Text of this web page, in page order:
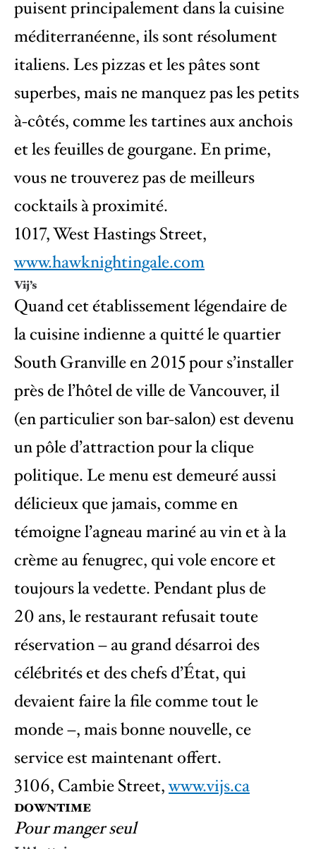
puisent principalement dans la cuisine
méditerranéenne, ils sont résolument
italiens. Les pizzas et les pâtes sont
superbes, mais ne manquez pas les petits
à-côtés, comme les tartines aux anchois
et les feuilles de gourgane. En prime,
vous ne trouverez pas de meilleurs
cocktails à proximité.
1017, West Hastings Street,
www.hawknightingale.com
Vij’s
Quand cet établissement légendaire de
la cuisine indienne a quitté le quartier
South Granville en 2015 pour s’installer
près de l’hôtel de ville de Vancouver, il
(en particulier son bar-salon) est devenu
un pôle d’attraction pour la clique
politique. Le menu est demeuré aussi
délicieux que jamais, comme en
témoigne l’agneau mariné au vin et à la
crème au fenugrec, qui vole encore et
toujours la vedette. Pendant plus de
20 ans, le restaurant refusait toute
réservation – au grand désarroi des
célébrités et des chefs d’État, qui
devaient faire la file comme tout le
monde –, mais bonne nouvelle, ce
service est maintenant offert.
3106, Cambie Street,www.vijs.ca
DOWNTIME
Pour manger seul